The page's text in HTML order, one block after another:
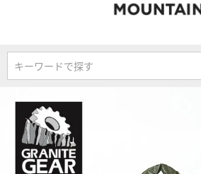
キーワードで探す